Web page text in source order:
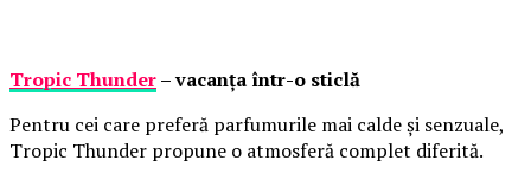
Tropic Thunder– vacanța într-o sticlă
Pentru cei care preferă parfumurile mai calde și senzuale,
Tropic Thunder propune o atmosferă complet diferită.